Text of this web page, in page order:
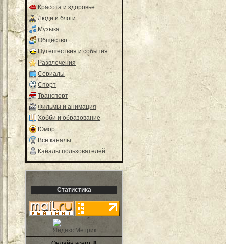
Красота и здоровье
Люди и блоги
Музыка
Общество
Путешествия и события
Развлечения
Сериалы
Спорт
Транспорт
Фильмы и анимация
Хобби и образование
Юмор
Все каналы
Каналы пользователей
Статистика